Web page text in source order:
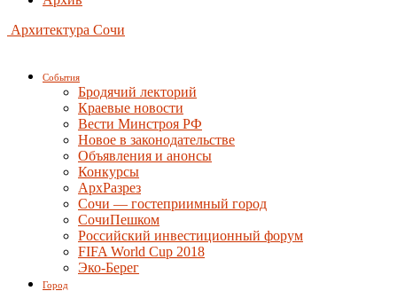
Архитектура Сочи
События
Бродячий лекторий
Краевые новости
Вести Минстроя РФ
Новое в законодательстве
Объявления и анонсы
Конкурсы
АрхРазрез
Сочи — гостеприимный город
СочиПешком
Российский инвестиционный форум
FIFA World Cup 2018
Эко-Берег
Город